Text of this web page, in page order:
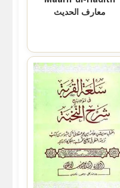
معارف الحدیث